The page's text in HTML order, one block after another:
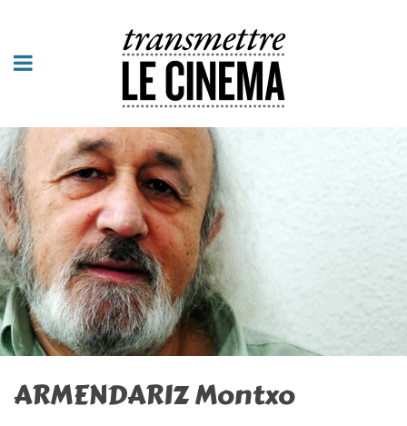
ARMENDARIZ Montxo